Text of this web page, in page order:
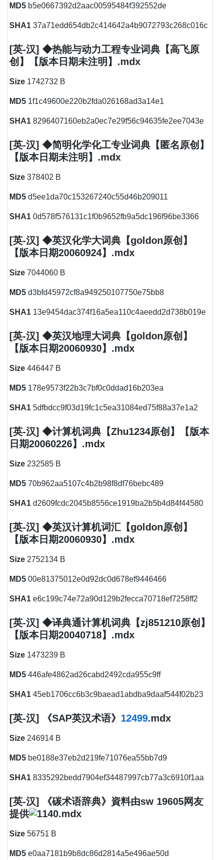
MD5 b5e0667392d2aac00595484f392552de
SHA1 37a71edd654db2c414642a4b9072793c268c016c
[英-汉] ◆热能与动力工程专业词典【高飞原
创】【版本日期未注明】.mdx
Size 1742732 B
MD5 1f1c49600e220b2fda026168ad3a14e1
SHA1 8296407160eb2a0ec7e29f56c94635fe2ee7043e
[英-汉] ◆简明化学化工专业词典【匿名原创】
【版本日期未注明】.mdx
Size 378402 B
MD5 d5ee1da70c153267240c55d46b209011
SHA1 0d578f576131c1f0b9652fb9a5dc196f96be3366
[英-汉] ◆英汉化学大词典【goldon原创】
【版本日期20060924】.mdx
Size 7044060 B
MD5 d3bfd45972cf8a949250107750e75bb8
SHA1 13e9454dac374f16a5ea110c4aeedd2d738b019e
[英-汉] ◆英汉地理大词典【goldon原创】
【版本日期20060930】.mdx
Size 446447 B
MD5 178e9573f22b3c7bf0c0ddad16b203ea
SHA1 5dfbdcc9f03d19fc1c5ea31084ed75f88a37e1a2
[英-汉] ◆计算机词典【Zhu1234原创】【版本
日期20060226】.mdx
Size 232585 B
MD5 70b962aa5107c4b2b98f8df76bebc489
SHA1 d2609fcdc2045b8556ce1919ba2b5b4d84f44580
[英-汉] ◆英汉计算机词汇【goldon原创】
【版本日期20060930】.mdx
Size 2752134 B
MD5 00e81375012e0d92dc0d678ef9446466
SHA1 e6c199c74e72a90d129b2fecca70718ef7258ff2
[英-汉] ◆译典通计算机词典【zj851210原创】
【版本日期20040718】.mdx
Size 1473239 B
MD5 446afe4862ad26cabd2492cda955c9ff
SHA1 45eb1706cc6b3c9baead1abdba9daaf544f02b23
[英-汉] 《SAP英汉术语》 12499.mdx
Size 246914 B
MD5 be0188e37eb2d219fe71076ea55bb7d9
SHA1 8335292bedd7904ef34487997cb77a3c6910f1aa
[英-汉] 《碳术语辞典》資料由sw 19605网友
提供
.mdx
Size 56751 B
MD5 e0aa7181b9b8dc86d2814a5e496ae50d